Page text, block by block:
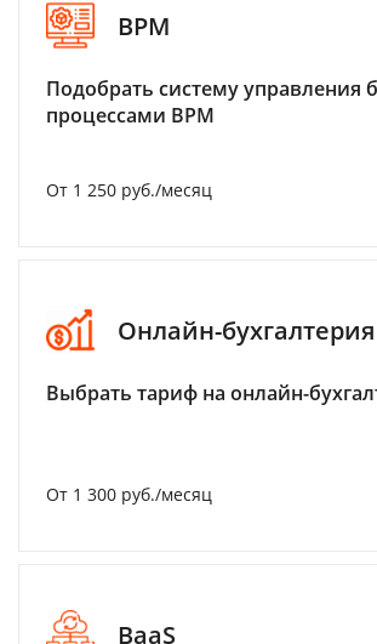
BPM
Подобрать систему управления
процессами BPM
От 1 250 руб./месяц
Онлайн-бухгалтерия
Выбрать тариф на онлайн-
От 1 300 руб./месяц
BaaS